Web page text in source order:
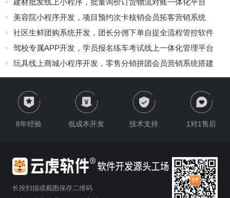
建材批发线上小程序，批量询价订货物流对账一体化平台
美容院小程序开发，项目预约次卡核销会员拓客营销系统
社区生鲜团购系统开发，团长分佣下单自提全流程管控软件
驾校专属APP开发，学员报名练车考试线上一体化管理平台
玩具线上商城小程序开发，零售分销拼团会员营销系统搭建
8年经验 低成本开发 技术支持 1对1售后
长按扫描或截图保存二维码